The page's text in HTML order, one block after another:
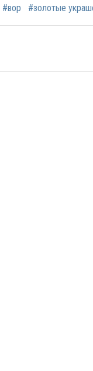
#вор #золотые